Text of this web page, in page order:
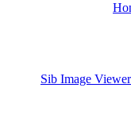
Sib Image